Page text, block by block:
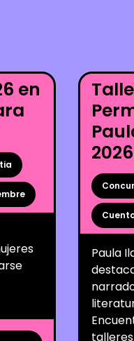
en
2026
Paula
talleres.